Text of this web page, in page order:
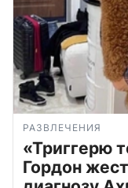
РАЗВЛЕЧЕНИЯ
«Триггерю
Гордон